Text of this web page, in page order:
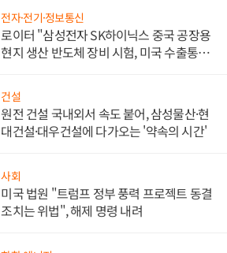
전자·전기·정보통신
로이터 "삼성전자 SK하이닉스 중국 공장용
현지 생산 반도체 장비 시험, 미국 수출통제
건설
원전 건설 국내외서 속도 붙어, 삼성물산·현
대건설·대우건설에 다가오는 '약속의 시간'
사회
미국 법원 "트럼프 정부 풍력 프로젝트 동결
조치는 위법", 해제 명령 내려